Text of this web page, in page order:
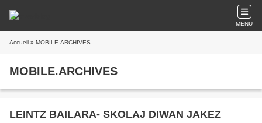
MENU
Accueil » MOBILE.ARCHIVES
MOBILE.ARCHIVES
LEINTZ BAILARA- SKOLAJ DIWAN JAKEZ